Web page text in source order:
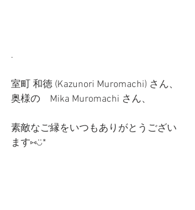
.
室町 和徳 (Kazunori Muromachi) さん、
奥様の　Mika Muromachi さん、
素敵なご縁をいつもありがとうござい
ます⑅◡̈*